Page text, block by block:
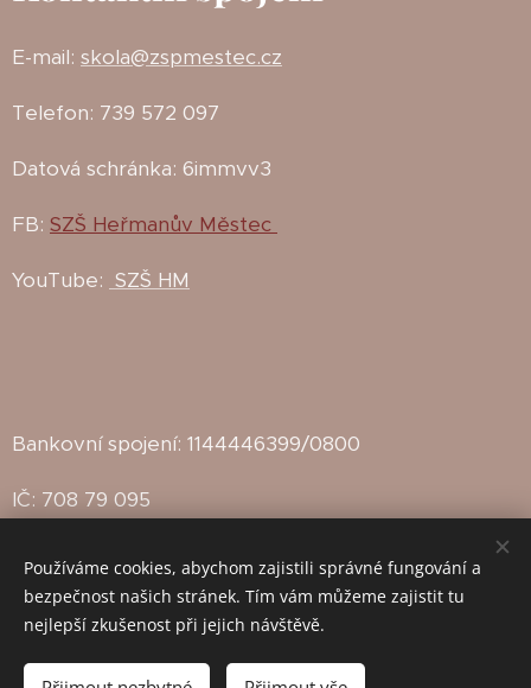
E-mail: skola@zspmestec.cz
Telefon: 739 572 097
Datová schránka: 6immvv3
FB: SZŠ Heřmanův Městec
YouTube: SZŠ HM
Bankovní spojení: 1144446399/0800
IČ: 708 79 095
IZO: 102142815
Zřizovatel: Město Heřmanův Městec
Používáme cookies, abychom zajistili správné fungování a
bezpečnost našich stránek. Tím vám můžeme zajistit tu
nejlepší zkušenost při jejich návštěvě.